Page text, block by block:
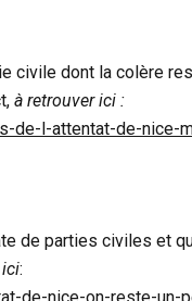
civile dont la colère
à retrouver ici :
de-l-attentat-de-nice-
de parties civiles et
:
de-nice-on-reste-un-